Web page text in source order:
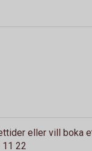
eller vill boka
11 22